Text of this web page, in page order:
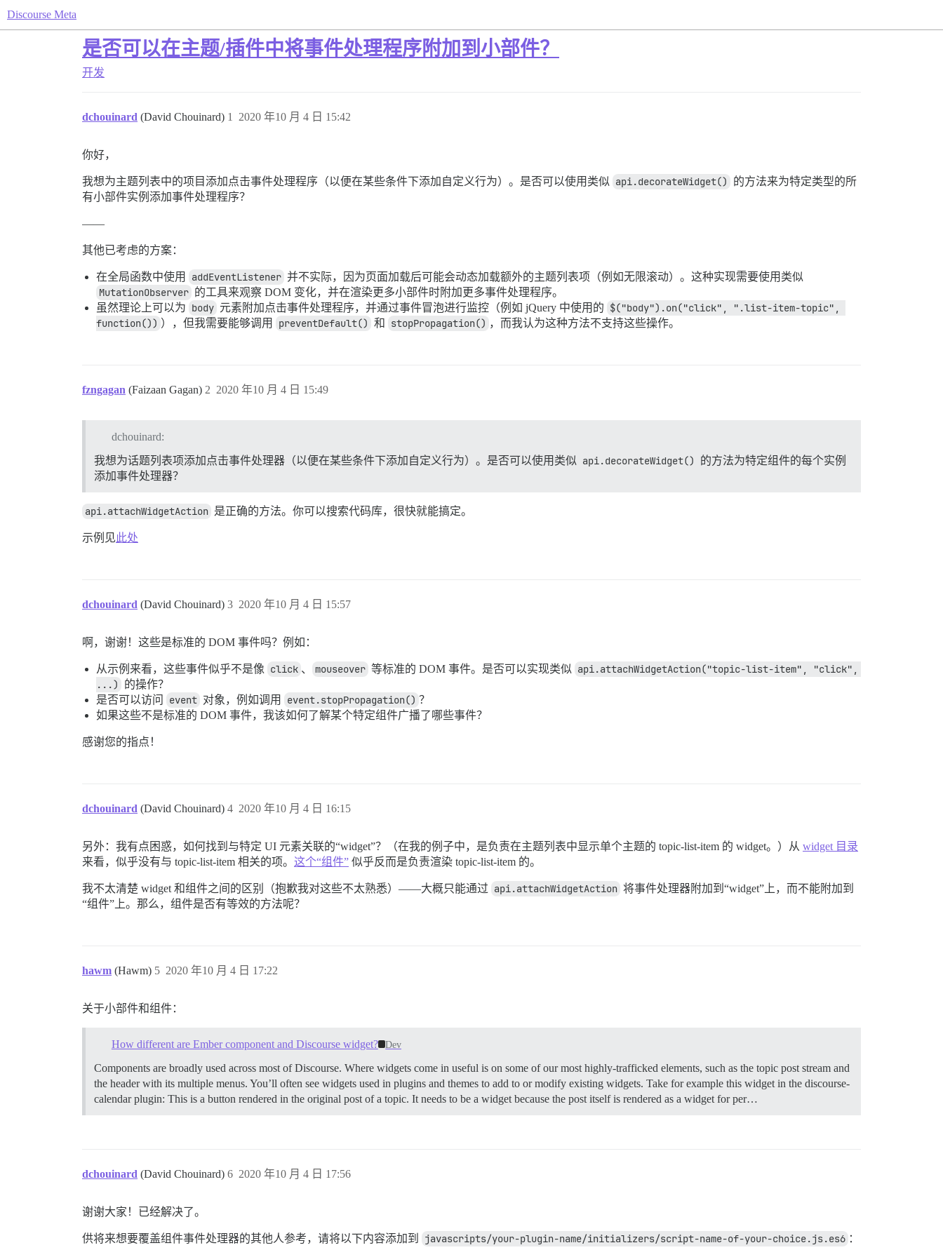
Discourse Meta
是否可以在主题/插件中将事件处理程序附加到小部件？
开发
dchouinard (David Chouinard) 2020 年10 月 4 日 15:42
1
你好，
我想为主题列表中的项目添加点击事件处理程序（以便在某些条件下添加自定义行为）。是否可以使用类似 api.decorateWidget()
的方法来为特定类型的所
有小部件实例添加事件处理程序？
——
其他已考虑的方案：
在全局函数中使用 addEventListener 并不实际，因为页面加载后可能会动态加载额外的主题列表项（例如无限滚动）。这种实现需要使用类似
MutationObserver 的工具来观察 DOM 变化，并在渲染更多小部件时附加更多事件处理程序。
虽然理论上可以为 body 元素附加点击事件处理程序，并通过事件冒泡进行监控（例如 jQuery 中使用的 $("body").on("click", ".list-item-topic",
function()) ），但我需要能够调用 preventDefault() 和 stopPropagation() ，而我认为这种方法不支持这些操作。
fzngagan (Faizaan Gagan) 2020 年10 月 4 日 15:49
2
dchouinard:
我想为话题列表项添加点击事件处理器（以便在某些条件下添加自定义行为）。是否可以使用类似 api.decorateWidget()
的方法为特定组件的每个实例
添加事件处理器？
api.attachWidgetAction 是正确的方法。你可以搜索代码库，很快就能搞定。
示例见此处
dchouinard (David Chouinard) 2020 年10 月 4 日 15:57
3
啊，谢谢！这些是标准的 DOM 事件吗？例如：
从示例来看，这些事件似乎不是像 click 、 mouseover 等标准的 DOM 事件。是否可以实现类似 api.attachWidgetAction("topic-list-item", "click",
...)
的操作？
是否可以访问
event 对象，例如调用 event.stopPropagation() ？
如果这些不是标准的 DOM 事件，我该如何了解某个特定组件广播了哪些事件？
感谢您的指点！
dchouinard (David Chouinard) 2020 年10 月 4 日 16:15
4
另外：我有点困惑，如何找到与特定 UI 元素关联的“widget”？（在我的例子中，是负责在主题列表中显示单个主题的 topic-list-item 的 widget。）从 widget 目录
来看，似乎没有与 topic-list-item 相关的项。 这个“组件” 似乎反而是负责渲染 topic-list-item 的。
我不太清楚 widget 和组件之间的区别（抱歉我对这些不太熟悉）——大概只能通过 api.attachWidgetAction 将事件处理器附加到“widget”上，而不能附加到
“组件”上。那么，组件是否有等效的方法呢？
hawm (Hawm) 2020 年10 月 4 日 17:22
5
关于小部件和组件：
How different are Ember component and Discourse widget? Dev
Components are broadly used across most of Discourse. Where widgets come in useful is on some of our most highly-trafficked elements, such as the topic post stream and
the header with its multiple menus. You’ll often see widgets used in plugins and themes to add to or modify existing widgets. Take for example this widget in the discourse-
calendar plugin: This is a button rendered in the original post of a topic. It needs to be a widget because the post itself is rendered as a widget for per…
dchouinard (David Chouinard) 2020 年10 月 4 日 17:56
6
谢谢大家！已经解决了。
供将来想要覆盖组件事件处理器的其他人参考，请将以下内容添加到 javascripts/your-plugin-name/initializers/script-name-of-your-choice.js.es6 ：